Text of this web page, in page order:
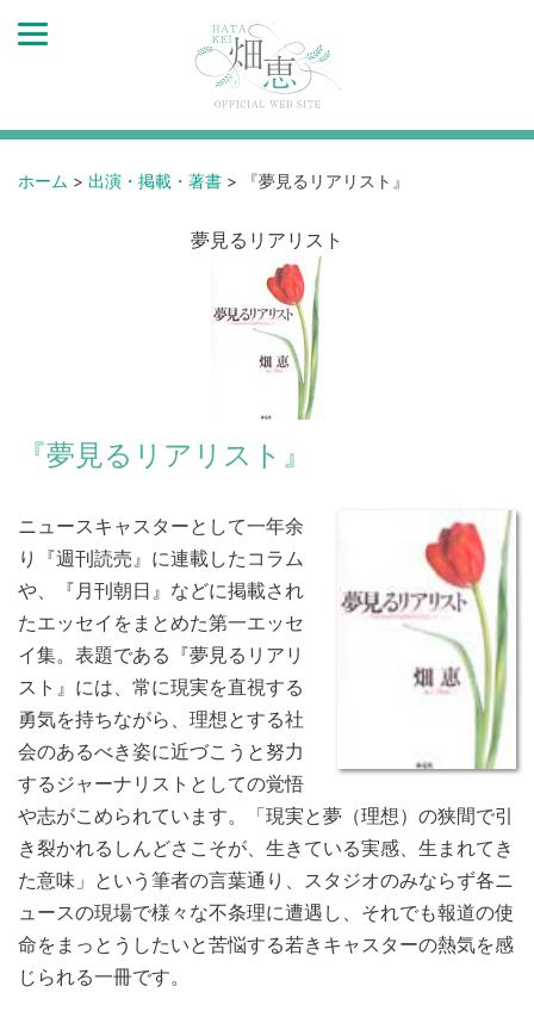
ホーム > 出演・掲載・著書 > 『夢見るリアリスト』
夢見るリアリスト
『夢見るリアリスト』
ニュースキャスターとして一年余
り『週刊読売』に連載したコラム
や、『月刊朝日』などに掲載され
たエッセイをまとめた第一エッセ
イ集。表題である『夢見るリアリ
スト』には、常に現実を直視する
勇気を持ちながら、理想とする社
会のあるべき姿に近づこうと努力
するジャーナリストとしての覚悟
や志がこめられています。「現実と夢（理想）の狭間で引
き裂かれるしんどさこそが、生きている実感、生まれてき
た意味」という筆者の言葉通り、スタジオのみならず各ニ
ュースの現場で様々な不条理に遭遇し、それでも報道の使
命をまっとうしたいと苦悩する若きキャスターの熱気を感
じられる一冊です。